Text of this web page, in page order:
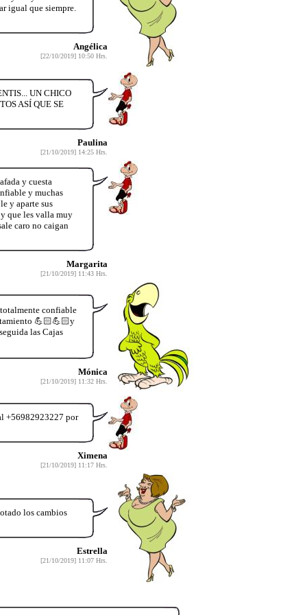
igual que siempre.
Angélica
[22/10/2019] 10:50 Hrs.
UN CHICO
ASÍ QUE SE
Paulina
[21/10/2019] 14:25 Hrs.
y cuesta
y muchas
y aparte sus
que les valla muy
caro no caigan
Margarita
[21/10/2019] 11:43 Hrs.
totalmente confiable
💪🏻💪🏻y
las Cajas
Mónica
[21/10/2019] 11:32 Hrs.
+56982923227 por
Ximena
[21/10/2019] 11:17 Hrs.
los cambios
Estrella
[21/10/2019] 11:07 Hrs.